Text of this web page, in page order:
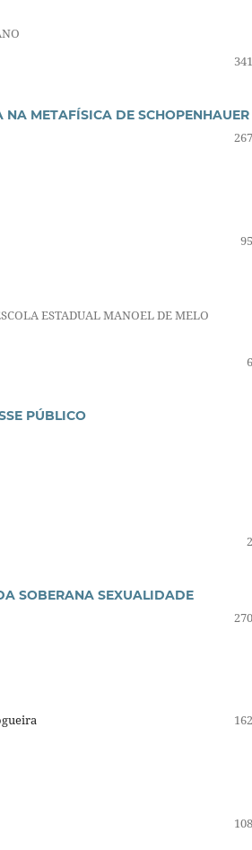
METAFÍSICA DE SCHOPENHAUER
ESTADUAL MANOEL DE MELO
PÚBLICO
SOBERANA SEXUALIDADE